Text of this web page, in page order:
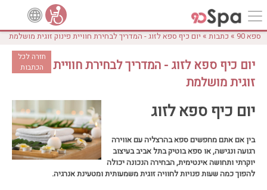
ספא 90 » כתבות » יום כיף ספא לזוג - המדריך לבחירת חוויית פינוק זוגית מושלמת
יום כיף ספא לזוג - המדריך לבחירת חוויית פינוק
זוגית מושלמת
חזרה לכל
הכתבות
יום כיף ספא לזוג
בין אם אתם מחפשים ספא בהרצליה עם אווירה
רגועה ונגישה, או ספא בוטיק בתל אביב בעיצוב
יוקרתי ותחושה אינטימית, הבחירה הנכונה יכולה
להפוך כמה שעות פנויות לחוויה זוגית משמעותית ומטעינת אנרגיה.